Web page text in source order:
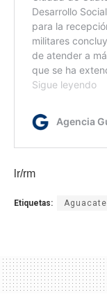
lr/rm
Etiquetas: Aguacate